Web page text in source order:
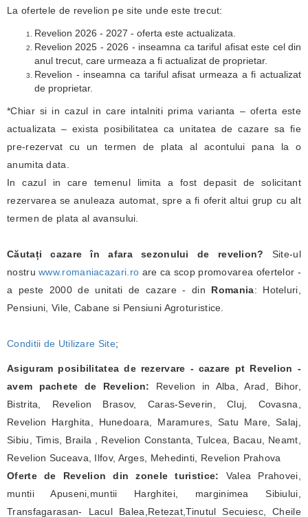
La ofertele de revelion pe site unde este trecut:
Revelion 2026 - 2027 - oferta este actualizata.
Revelion 2025 - 2026 - inseamna ca tariful afisat este cel din
anul trecut, care urmeaza a fi actualizat de proprietar.
Revelion - inseamna ca tariful afisat urmeaza a fi actualizat
de proprietar.
*Chiar si in cazul in care intalniti prima varianta – oferta este
actualizata – exista posibilitatea ca unitatea de cazare sa fie
pre-rezervat cu un termen de plata al acontului pana la o
anumita data.
In cazul in care temenul limita a fost depasit de solicitant
rezervarea se anuleaza automat, spre a fi oferit altui grup cu alt
termen de plata al avansului.
Căutați cazare în afara sezonului de revelion? Site-ul
nostruwww.romaniacazari.ro are ca scop promovarea ofertelor -
a peste 2000 de unitati de cazare - din Romania: Hoteluri,
Pensiuni, Vile, Cabane si Pensiuni Agroturistice.
Conditii de Utilizare Site;
Asiguram posibilitatea de rezervare - cazare pt Revelion -
avem pachete de Revelion: Revelion in Alba, Arad, Bihor,
Bistrita, Revelion Brasov, Caras-Severin, Cluj, Covasna,
Revelion Harghita, Hunedoara, Maramures, Satu Mare, Salaj,
Sibiu, Timis, Braila , Revelion Constanta, Tulcea, Bacau, Neamt,
Revelion Suceava, Ilfov, Arges, Mehedinti, Revelion Prahova
Oferte de Revelion din zonele turistice: Valea Prahovei,
muntii Apuseni,muntii Harghitei, marginimea Sibiului,
Transfagarasan- Lacul Balea,Retezat,Tinutul Secuiesc, Cheile